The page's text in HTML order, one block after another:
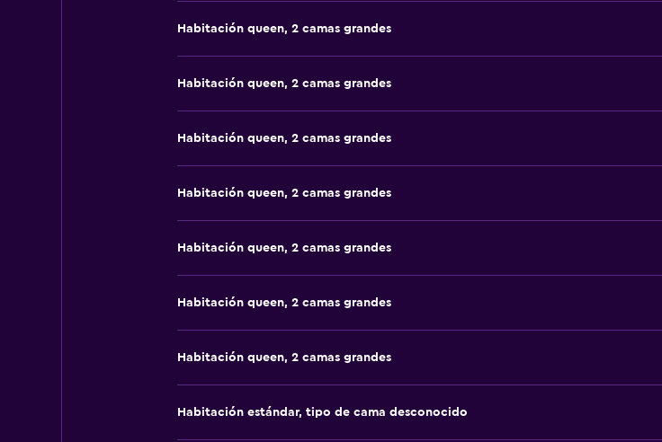
Habitación queen, 2 camas grandes
Habitación queen, 2 camas grandes
Habitación queen, 2 camas grandes
Habitación queen, 2 camas grandes
Habitación queen, 2 camas grandes
Habitación queen, 2 camas grandes
Habitación queen, 2 camas grandes
Habitación estándar, tipo de cama desconocido